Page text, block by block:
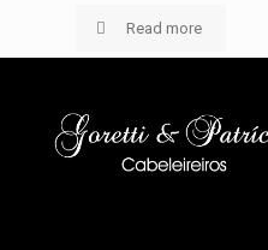
Read more